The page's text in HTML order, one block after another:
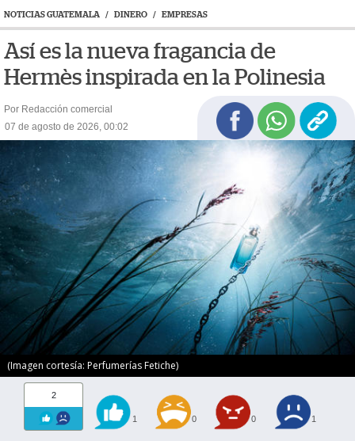
NOTICIAS GUATEMALA / DINERO / EMPRESAS
Así es la nueva fragancia de
Hermès inspirada en la Polinesia
Por Redacción comercial
07 de agosto de 2026, 00:02
(Imagen cortesía: Perfumerías Fetiche)
2
1 0 0 1